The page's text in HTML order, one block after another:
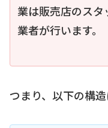
業は販売店のス
業者が行います。
つまり、以下の構造